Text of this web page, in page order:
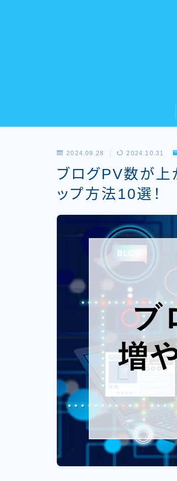
新着記事一覧
2024.09.28 2024.10.31
ブログPV数が上
ップ方法10選！